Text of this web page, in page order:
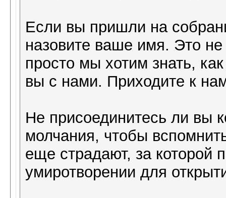
Если вы пришли на
назовите ваше имя. Это
просто мы хотим знать,
вы с нами. Приходите к
Не присоединитесь ли вы
молчания, чтобы
еще страдают, за которой
умиротворении для